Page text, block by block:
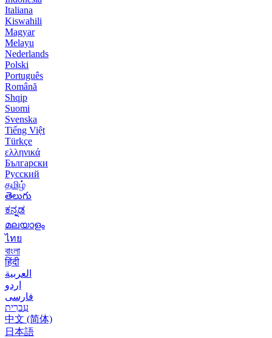
Italiana
Kiswahili
Magyar
Melayu
Nederlands
Polski
Português
Română
Shqip
Suomi
Svenska
Tiếng Việt
Türkçe
ελληνικά
Български
Русский
தமிழ்
తెలుగు
ಕನ್ನಡ
മലയാളം
ไทย
বাংলা
हिंदी
العربية
اردو
فارسی
עִברִית
中文 (简体)
日本語